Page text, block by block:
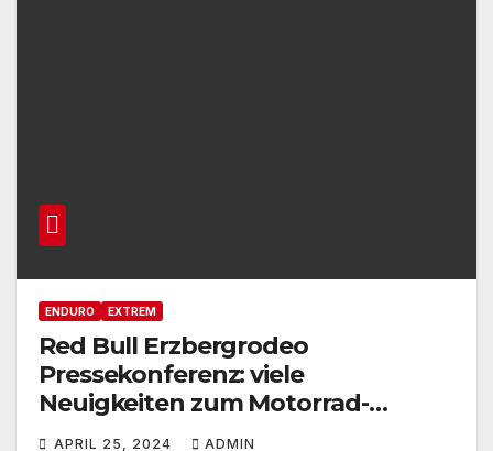
ENDURO EXTREM
Red Bull Erzbergrodeo
Pressekonferenz: viele
Neuigkeiten zum Motorrad-
Offroadsport Event der
APRIL 25, 2024 ADMIN